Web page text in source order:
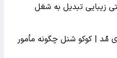
زیبایی تبدیل به شغل
مُد | کوکو شنل چگونه مأمور